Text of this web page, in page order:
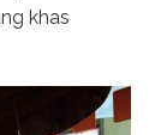
khas